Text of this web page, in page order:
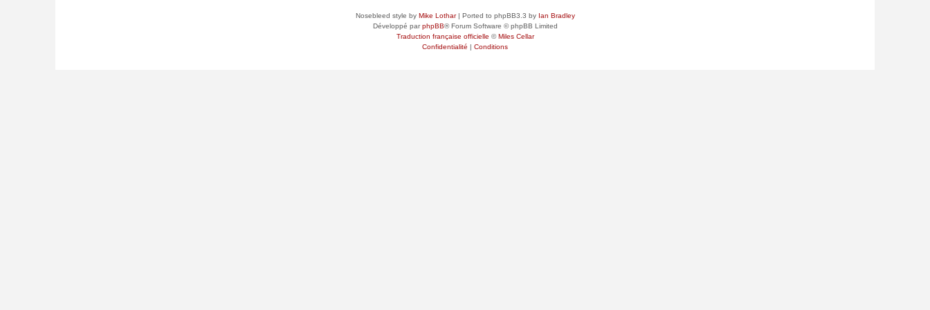
Nosebleed style by Mike Lothar| Ported to phpBB3.3 by Ian Bradley
Développé parphpBB® Forum Software © phpBB Limited
Traduction française officielle ©Miles Cellar
Confidentialité | Conditions